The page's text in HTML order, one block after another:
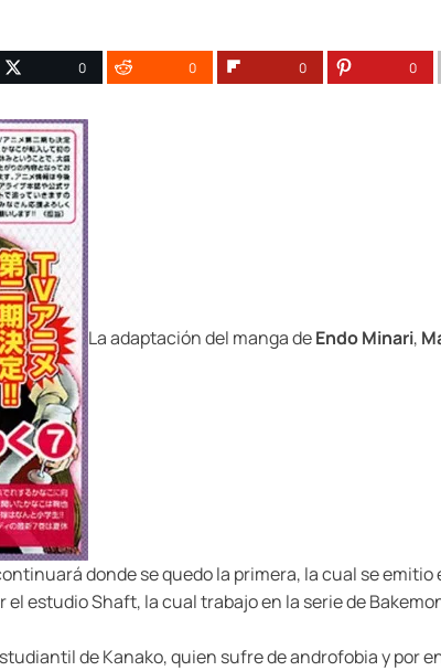
0 0 0 0
La adaptación del manga deEndo Minari,
donde se quedo la primera, la cual se emitio
el estudio Shaft, la cual trabajo en la serie de
de Kanako, quien sufre de androfobia y por